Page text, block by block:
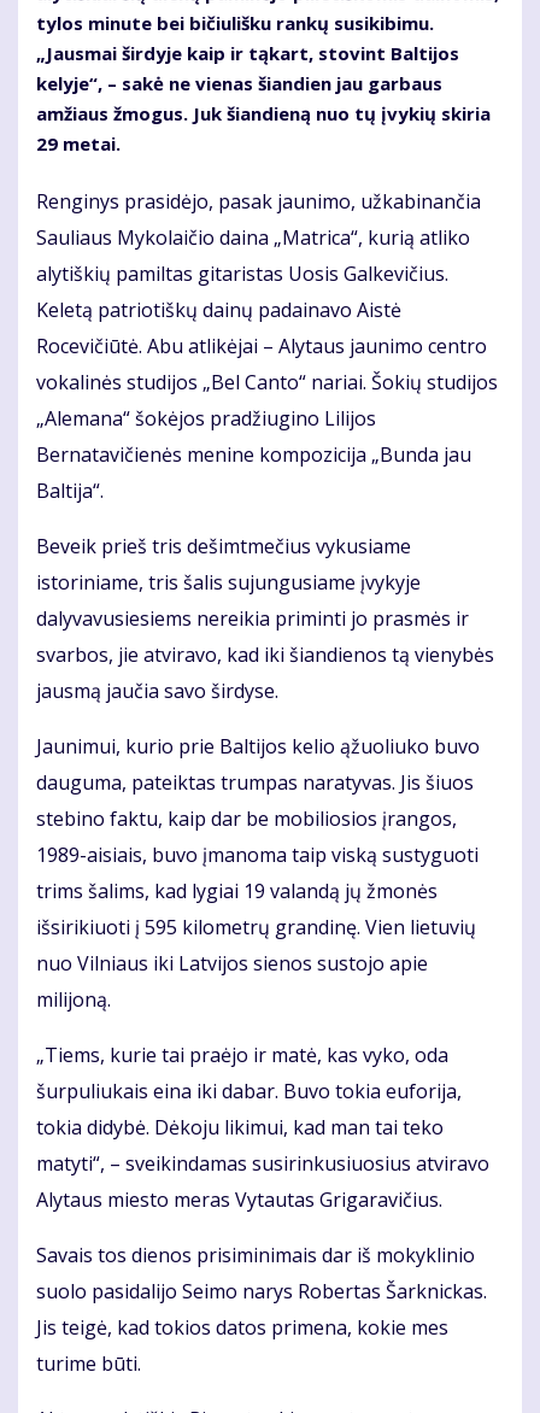
tylos minute bei bičiulišku rankų susikibimu.
„Jausmai širdyje kaip ir tąkart, stovint Baltijos
kelyje“, – sakė ne vienas šiandien jau garbaus
amžiaus žmogus. Juk šiandieną nuo tų įvykių skiria
29 metai.
Renginys prasidėjo, pasak jaunimo, užkabinančia
Sauliaus Mykolaičio daina „Matrica“, kurią atliko
alytiškių pamiltas gitaristas Uosis Galkevičius.
Keletą patriotiškų dainų padainavo Aistė
Rocevičiūtė. Abu atlikėjai – Alytaus jaunimo centro
vokalinės studijos „Bel Canto“ nariai. Šokių studijos
„Alemana“ šokėjos pradžiugino Lilijos
Bernatavičienės menine kompozicija „Bunda jau
Baltija“.
Beveik prieš tris dešimtmečius vykusiame
istoriniame, tris šalis sujungusiame įvykyje
dalyvavusiesiems nereikia priminti jo prasmės ir
svarbos, jie atviravo, kad iki šiandienos tą vienybės
jausmą jaučia savo širdyse.
Jaunimui, kurio prie Baltijos kelio ąžuoliuko buvo
dauguma, pateiktas trumpas naratyvas. Jis šiuos
stebino faktu, kaip dar be mobiliosios įrangos,
1989-aisiais, buvo įmanoma taip viską sustyguoti
trims šalims, kad lygiai 19 valandą jų žmonės
išsirikiuoti į 595 kilometrų grandinę. Vien lietuvių
nuo Vilniaus iki Latvijos sienos sustojo apie
milijoną.
„Tiems, kurie tai praėjo ir matė, kas vyko, oda
šurpuliukais eina iki dabar. Buvo tokia euforija,
tokia didybė. Dėkoju likimui, kad man tai teko
matyti“, – sveikindamas susirinkusiuosius atviravo
Alytaus miesto meras Vytautas Grigaravičius.
Savais tos dienos prisiminimais dar iš mokyklinio
suolo pasidalijo Seimo narys Robertas Šarknickas.
Jis teigė, kad tokios datos primena, kokie mes
turime būti.